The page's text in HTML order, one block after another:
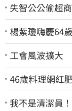
失智公公偷超
楊紫瓊嗨慶64
工會風波擴大
46歲料理網紅
我不是清潔員